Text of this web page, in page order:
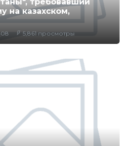
на казахском,
5,861 просмотры